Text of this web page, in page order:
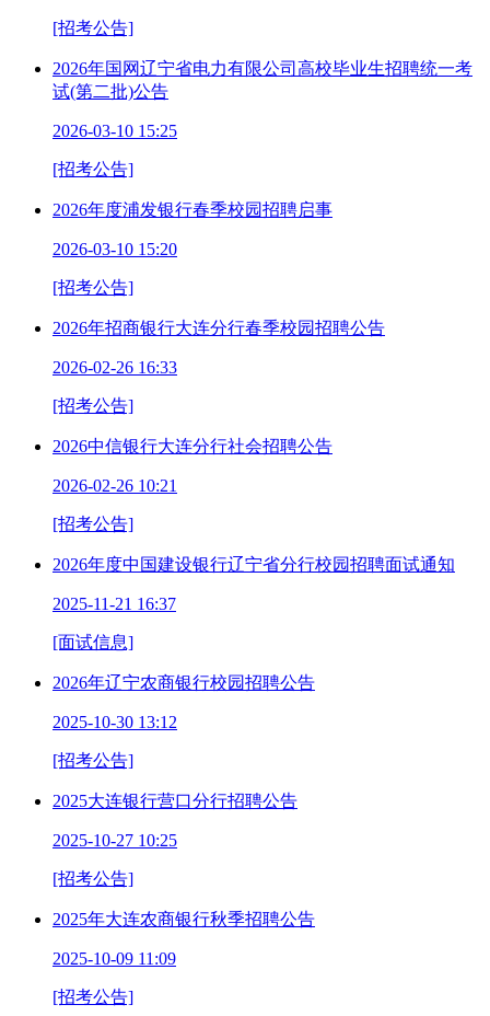
[招考公告]
2026年国网辽宁省电力有限公司高校毕业生招聘统一考
试(第二批)公告
2026-03-10 15:25
[招考公告]
2026年度浦发银行春季校园招聘启事
2026-03-10 15:20
[招考公告]
2026年招商银行大连分行春季校园招聘公告
2026-02-26 16:33
[招考公告]
2026中信银行大连分行社会招聘公告
2026-02-26 10:21
[招考公告]
2026年度中国建设银行辽宁省分行校园招聘面试通知
2025-11-21 16:37
[面试信息]
2026年辽宁农商银行校园招聘公告
2025-10-30 13:12
[招考公告]
2025大连银行营口分行招聘公告
2025-10-27 10:25
[招考公告]
2025年大连农商银行秋季招聘公告
2025-10-09 11:09
[招考公告]